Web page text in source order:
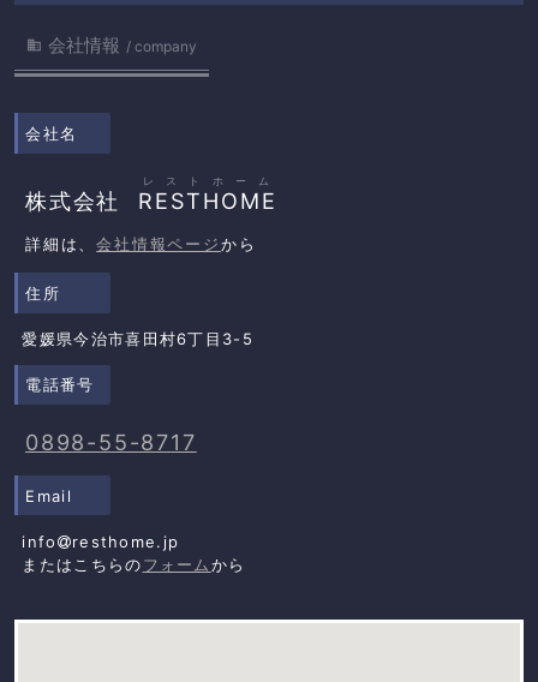
 会社情報 company
会社名
株式会社 RESTHOME
レストホーム
詳細は、会社情報ページから
住所
愛媛県今治市喜田村6丁目3-5
電話番号
0898-55-8717
Email
info
resthome.jp
またはこちらのフォーム から